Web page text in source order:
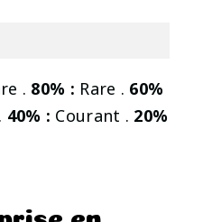
. 80% : Rare . 60%
40% : Courant . 20%
en